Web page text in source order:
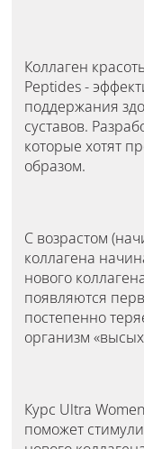
Коллаген
Peptides -
поддержания
суставов.
которые хотят
образом.
С возрастом
коллагена
нового
появляются
постепенно
организм
Курс Ultra
поможет